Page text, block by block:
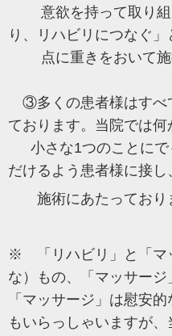
意欲を持って取り組
り、リハビリにつなぐ
点に重きをおいて施
③多くの患者様はすべ
ております。当院では何
小さな1つのことにで
だけるよう患者様に接し
施術にあたっており
※ 「リハビリ」と「マ
な）もの、「マッサージ
「マッサージ」は慰安
もいらっしゃいますが